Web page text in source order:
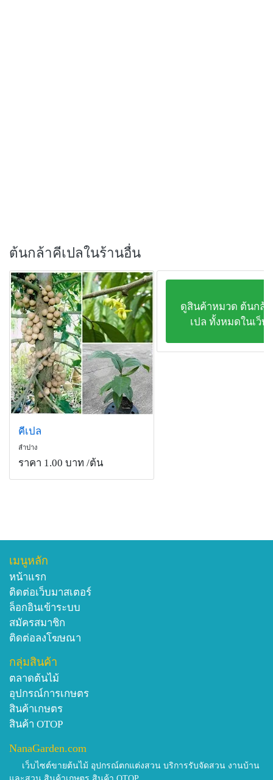
ต้นกล้าคีเปลในร้านอื่น
คีเปล
ลำปาง
ราคา 1.00 บาท /ต้น
ดูสินค้าหมวด ต้นกล้
เปล ทั้งหมดในเว็บ
เมนูหลัก
หน้าแรก
ติดต่อเว็บมาสเตอร์
ล็อกอินเข้าระบบ
สมัครสมาชิก
ติดต่อลงโฆษณา
กลุ่มสินค้า
ตลาดต้นไม้
อุปกรณ์การเกษตร
สินค้าเกษตร
สินค้า OTOP
NanaGarden.com
เว็บไซต์ขายต้นไม้ อุปกรณ์ตกแต่งสวน บริการรับจัดสวน งานบ้าน